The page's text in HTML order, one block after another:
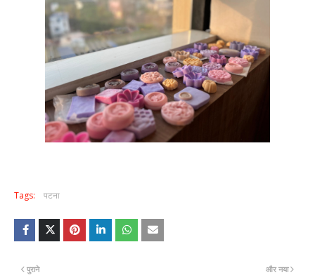
Tags: पटना
और नया
पुराने